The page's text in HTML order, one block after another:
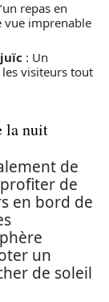
repas en
vue imprenable
: Un
les visiteurs tout
la nuit
de
de
en bord de
un
de soleil